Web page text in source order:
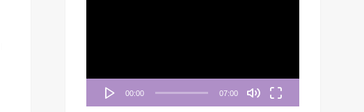
00:00 07:00